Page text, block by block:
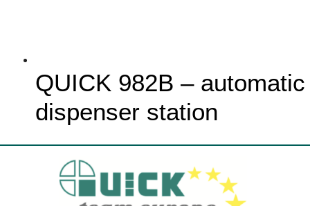
QUICK 982B – automatic
dispenser station